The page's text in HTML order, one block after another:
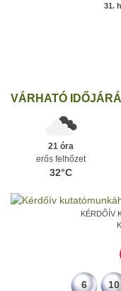
31.
VÁRHATÓ
21 óra
erős felhőzet
32°C
KÉRDŐÍV
6 10